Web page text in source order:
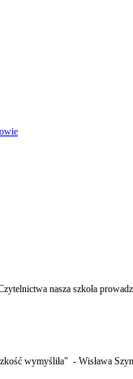
nasza szkoła
wymyśliła" - Wisława